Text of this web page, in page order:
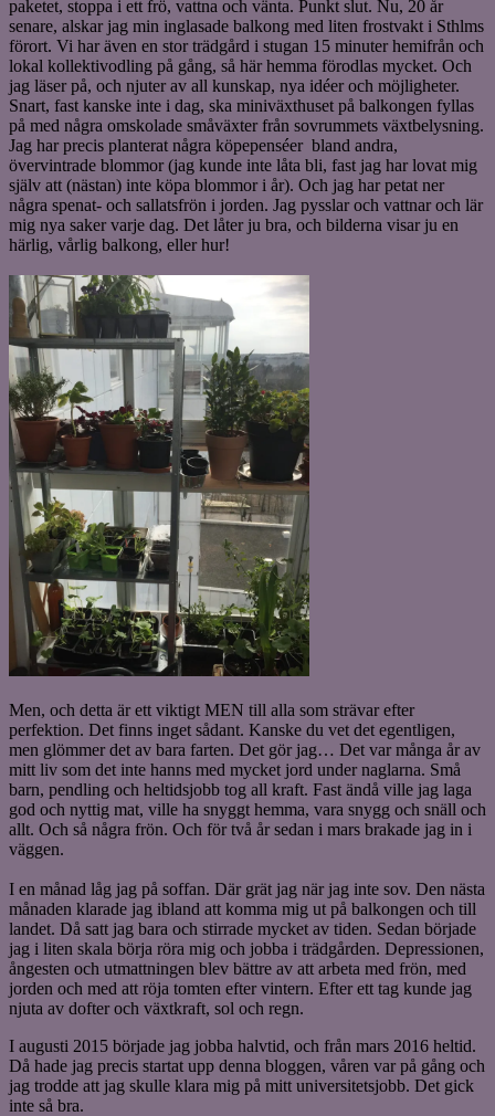
paketet, stoppa i ett frö, vattna och vänta. Punkt slut. Nu, 20 år
senare, alskar jag min inglasade balkong med liten frostvakt i Sthlms
förort. Vi har även en stor trädgård i stugan 15 minuter hemifrån och
lokal kollektivodling på gång, så här hemma förodlas mycket. Och
jag läser på, och njuter av all kunskap, nya idéer och möjligheter.
Snart, fast kanske inte i dag, ska miniväxthuset på balkongen fyllas
på med några omskolade småväxter från sovrummets växtbelysning.
Jag har precis planterat några köpepenséer bland andra,
övervintrade blommor (jag kunde inte låta bli, fast jag har lovat mig
själv att (nästan) inte köpa blommor i år). Och jag har petat ner
några spenat- och sallatsfrön i jorden. Jag pysslar och vattnar och lär
mig nya saker varje dag. Det låter ju bra, och bilderna visar ju en
härlig, vårlig balkong, eller hur!
Men, och detta är ett viktigt MEN till alla som strävar efter
perfektion. Det finns inget sådant. Kanske du vet det egentligen,
men glömmer det av bara farten. Det gör jag… Det var många år av
mitt liv som det inte hanns med mycket jord under naglarna. Små
barn, pendling och heltidsjobb tog all kraft. Fast ändå ville jag laga
god och nyttig mat, ville ha snyggt hemma, vara snygg och snäll och
allt. Och så några frön. Och för två år sedan i mars brakade jag in i
väggen.
I en månad låg jag på soffan. Där grät jag när jag inte sov. Den nästa
månaden klarade jag ibland att komma mig ut på balkongen och till
landet. Då satt jag bara och stirrade mycket av tiden. Sedan började
jag i liten skala börja röra mig och jobba i trädgården. Depressionen,
ångesten och utmattningen blev bättre av att arbeta med frön, med
jorden och med att röja tomten efter vintern. Efter ett tag kunde jag
njuta av dofter och växtkraft, sol och regn.
I augusti 2015 började jag jobba halvtid, och från mars 2016 heltid.
Då hade jag precis startat upp denna bloggen, våren var på gång och
jag trodde att jag skulle klara mig på mitt universitetsjobb. Det gick
inte så bra.